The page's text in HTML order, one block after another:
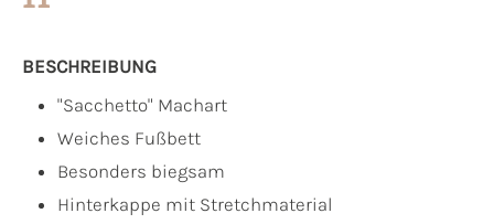
BESCHREIBUNG
"Sacchetto" Machart
Weiches Fußbett
Besonders biegsam
Hinterkappe mit Stretchmaterial